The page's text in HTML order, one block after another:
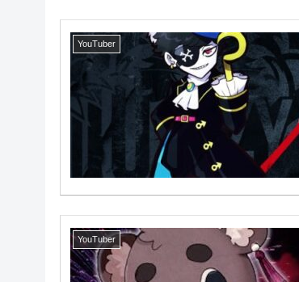
YouTuber
YouTuber